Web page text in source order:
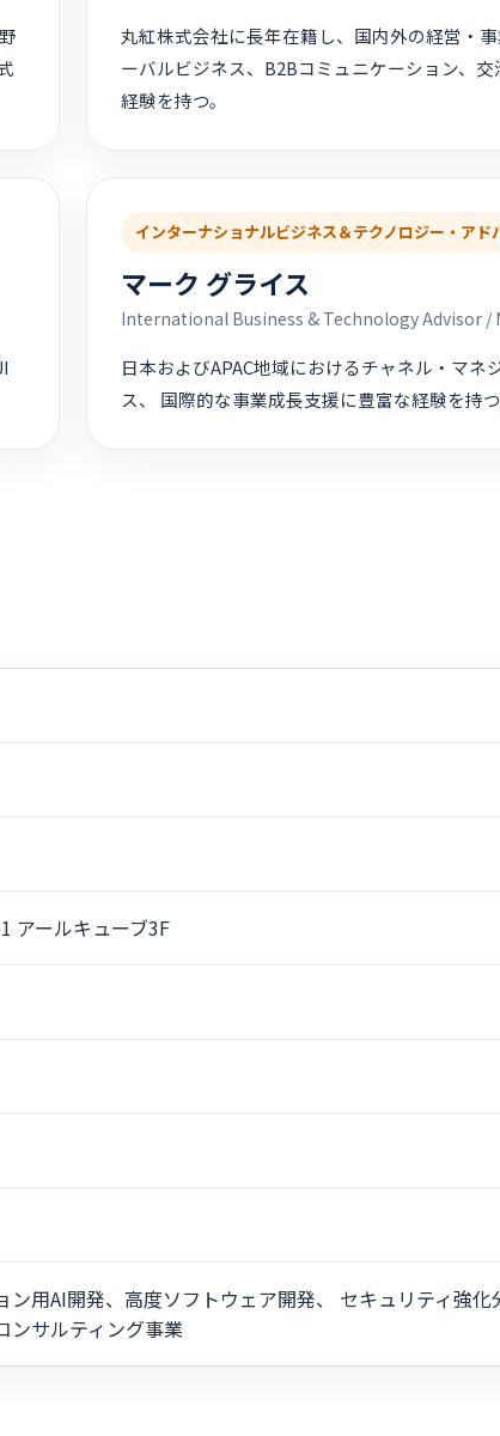
丸紅株式会社に長年在籍し、国内外の経営・
ーバルビジネス、B2Bコミュニケーション、
経験を持つ。
インターナショナルビジネス＆テクノロジー・アド
マーク グライス
International Business & Technology Advisor /
日本およびAPAC地域におけるチャネル・マネ
ス、 国際的な事業成長支援に豊富な経験を持つ
アールキューブ3F
用AI開発、高度ソフトウェア開発、 セキュリティ強
ンサルティング事業